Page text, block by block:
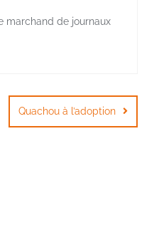
marchand de journaux
Quachou à l’adoption